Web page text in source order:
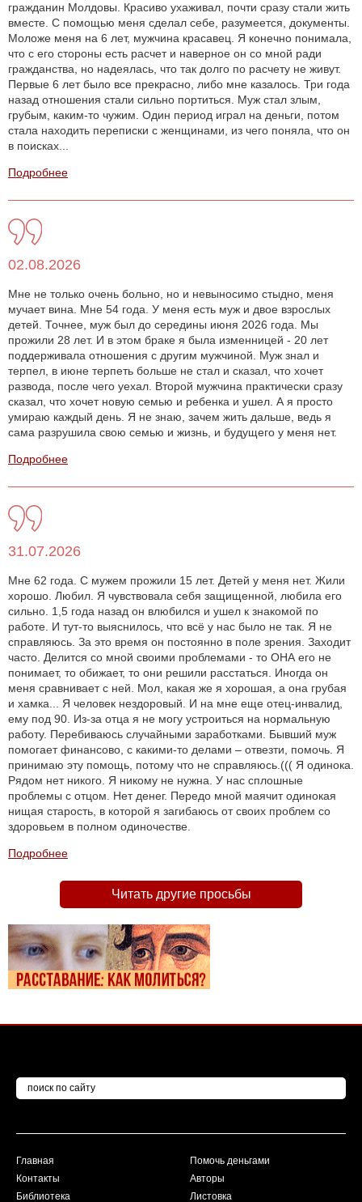
гражданин Молдовы. Красиво ухаживал, почти сразу стали жить
вместе. С помощью меня сделал себе, разумеется, документы.
Моложе меня на 6 лет, мужчина красавец. Я конечно понимала,
что с его стороны есть расчет и наверное он со мной ради
гражданства, но надеялась, что так долго по расчету не живут.
Первые 6 лет было все прекрасно, либо мне казалось. Три года
назад отношения стали сильно портиться. Муж стал злым,
грубым, каким-то чужим. Один период играл на деньги, потом
стала находить переписки с женщинами, из чего поняла, что он
в поисках...
Подробнее
02.08.2026
Мне не только очень больно, но и невыносимо стыдно, меня
мучает вина. Мне 54 года. У меня есть муж и двое взрослых
детей. Точнее, муж был до середины июня 2026 года. Мы
прожили 28 лет. И в этом браке я была изменницей - 20 лет
поддерживала отношения с другим мужчиной. Муж знал и
терпел, в июне терпеть больше не стал и сказал, что хочет
развода, после чего уехал. Второй мужчина практически сразу
сказал, что хочет новую семью и ребенка и ушел. А я просто
умираю каждый день. Я не знаю, зачем жить дальше, ведь я
сама разрушила свою семью и жизнь, и будущего у меня нет.
Подробнее
31.07.2026
Мне 62 года. С мужем прожили 15 лет. Детей у меня нет. Жили
хорошо. Любил. Я чувствовала себя защищенной, любила его
сильно. 1,5 года назад он влюбился и ушел к знакомой по
работе. И тут-то выяснилось, что всё у нас было не так. Я не
справляюсь. За это время он постоянно в поле зрения. Заходит
часто. Делится со мной своими проблемами - то ОНА его не
понимает, то обижает, то они решили расстаться. Иногда он
меня сравнивает с ней. Мол, какая же я хорошая, а она грубая
и хамка... Я человек нездоровый. И на мне еще отец-инвалид,
ему под 90. Из-за отца я не могу устроиться на нормальную
работу. Перебиваюсь случайными заработками. Бывший муж
помогает финансово, с какими-то делами – отвезти, помочь. Я
принимаю эту помощь, потому что не справляюсь.((( Я одинока.
Рядом нет никого. Я никому не нужна. У нас сплошные
проблемы с отцом. Нет денег. Передо мной маячит одинокая
нищая старость, в которой я загибаюсь от своих проблем со
здоровьем в полном одиночестве.
Подробнее
Читать другие просьбы
Главная
Контакты
Библиотека
Помочь деньгами
Авторы
Листовка